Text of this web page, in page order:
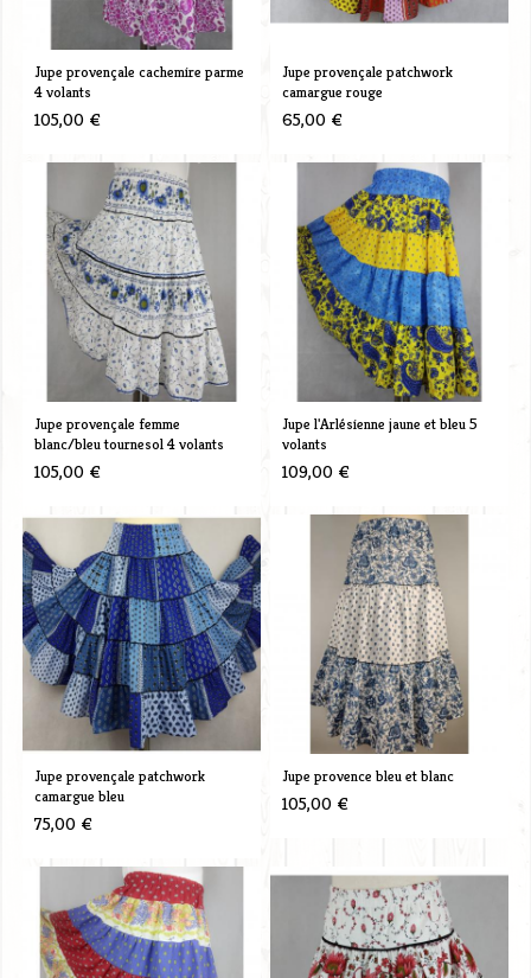
Jupe provençale cachemire parme
4 volants
105,00 €
Jupe provençale patchwork
camargue rouge
65,00 €
Jupe provençale femme
blanc/bleu tournesol 4 volants
105,00 €
Jupe l'Arlésienne jaune et bleu 5
volants
109,00 €
Jupe provençale patchwork
camargue bleu
75,00 €
Jupe provence bleu et blanc
105,00 €